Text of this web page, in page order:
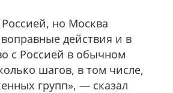
но Москва
действия и в
с Россией в обычном
шагов, в том числе,
групп», — сказал